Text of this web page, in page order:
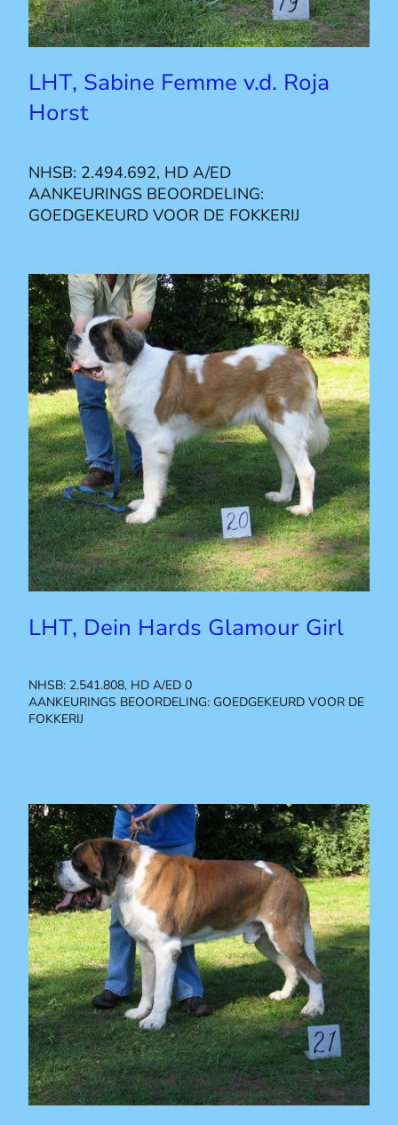
LHT, Sabine Femme v.d. Roja
Horst
NHSB: 2.494.692, HD A/ED
AANKEURINGS BEOORDELING:
GOEDGEKEURD VOOR DE FOKKERIJ
LHT, Dein Hards Glamour Girl
NHSB: 2.541.808, HD A/ED 0
AANKEURINGS BEOORDELING: GOEDGEKEURD VOOR DE
FOKKERIJ